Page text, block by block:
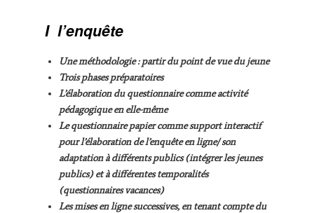
I l’enquête
Une méthodologie : partir du point de vue du jeune
Trois phases préparatoires
L’élaboration du questionnaire comme activité
pédagogique en elle-même
Le questionnaire papier comme support interactif
pour l’élaboration de l’enquête en ligne/ son
adaptation à différents publics (intégrer les jeunes
publics) et à différentes temporalités
(questionnaires vacances)
Les mises en ligne successives, en tenant compte du